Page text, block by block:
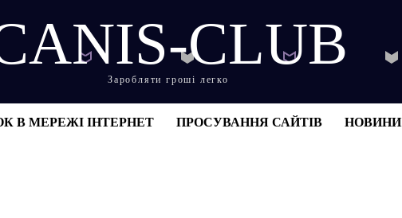
CLUB
Заробляти гроші легко
В МЕРЕЖІ ІНТЕРНЕТ ПРОСУВАННЯ САЙТІВ НОВИНИ